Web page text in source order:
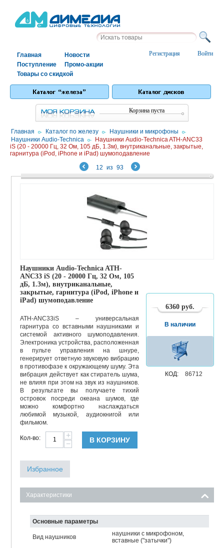
Войти
Регистрация
Главная
Новости
Поступление
Промо-акции
Товары со скидкой
Корзина пуста
Главная / Каталог по железу / Наушники и микрофоны /
Наушники Audio-Technica /
Наушники Audio-Technica ATH-ANC33
iS (20 - 20000 Гц, 32 Ом, 105 дБ, 1.3м), внутриканальные, закрытые,
гарнитура (iPod, iPhone и iPad) шумоподавление
12 из 93
Наушники Audio-Technica ATH-
ANC33 iS (20 - 20000 Гц, 32 Ом, 105
дБ, 1.3м), внутриканальные,
закрытые, гарнитура (iPod, iPhone и
iPad) шумоподавление
ATH-ANC33iS – универсальная
гарнитура со вставными наушниками и
системой активного шумоподавления.
Электроника устройства, расположенная
в пульте управления на шнуре,
генерирует ответную звуковую вибрацию
в противофазе к окружающему шуму. Эта
вибрация действует как стиратель шума,
не влияя при этом на звук из наушников.
В результате вы получаете тихий
островок посреди океана шумов, где
можно комфортно наслаждаться
любимой музыкой, аудиокнигой или
фильмом.
6360 руб.
КОД: 86712
В наличии
Кол-во:
+
−
В КОРЗИНУ
Избранное
Характеристики
Основные параметры
Вид наушников
наушники с микрофоном,
вставные ("затычки")